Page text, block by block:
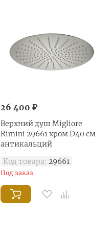
26 400 ₽
Верхний душ Migliore
Rimini 29661 хром D40 см
антикальций
Код товара: 29661
Под заказ